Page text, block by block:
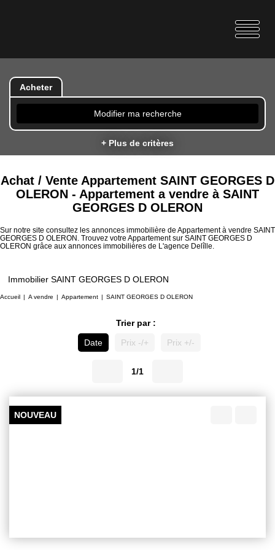
Acheter
Modifier ma recherche
+ Plus de critères
Achat / Vente Appartement SAINT GEORGES D
OLERON - Appartement a vendre à SAINT
GEORGES D OLERON
Sur notre site consultez les annonces immobilière de Appartement à vendre SAINT
GEORGES D OLERON. Trouvez votre Appartement sur SAINT GEORGES D
OLERON grâce aux annonces immobilières de L'agence Delîlle.
Immobilier SAINT GEORGES D OLERON
Accueil A vendre Appartement SAINT GEORGES D OLERON
Trier par :
Date
Prix -/+ Prix +/-
1/1
NOUVEAU